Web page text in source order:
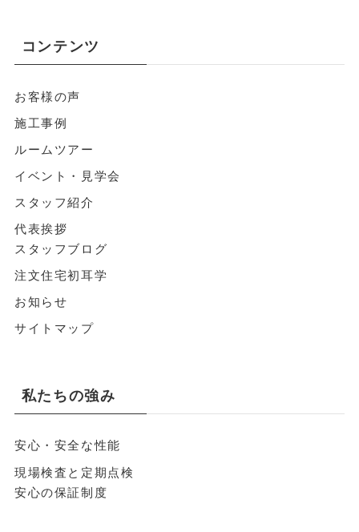
コンテンツ
お客様の声
施工事例
ルームツアー
イベント・見学会
スタッフ紹介
代表挨拶
スタッフブログ
注文住宅初耳学
お知らせ
サイトマップ
私たちの強み
安心・安全な性能
現場検査と定期点検
安心の保証制度